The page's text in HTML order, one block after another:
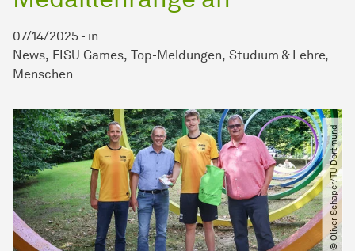
07/14/2025 - in
News FISU Games Top-Meldungen Studium & Lehre
Menschen
© Oliver Schaper​/​TU Dortmund